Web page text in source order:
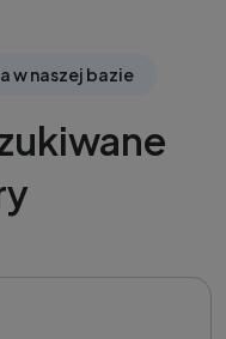
w naszej bazie